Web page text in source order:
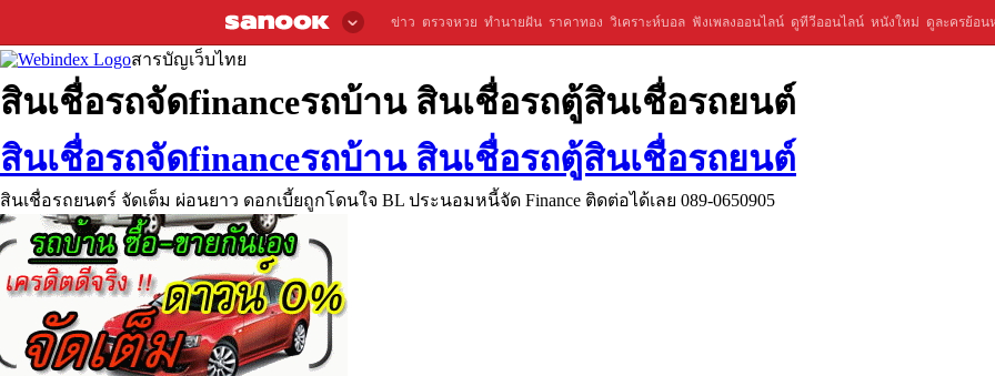
ข่าว ตรวจหวย ทำนายฝัน ราคาทอง วิเคราะห์บอล ฟังเพลงออนไลน์ ดูทีวีออนไลน์ หนังใหม่ ดูละครย้อน
สารบัญเว็บไทย
สินเชื่อรถจัดfinanceรถบ้าน สินเชื่อรถตู้สินเชื่อรถยนต์
สินเชื่อรถจัดfinanceรถบ้าน สินเชื่อรถตู้สินเชื่อรถยนต์
สินเชื่อรถยนตร์ จัดเต็ม ผ่อนยาว ดอกเบี้ยถูกโดนใจ BL ประนอมหนี้จัด Finance ติดต่อได้เลย 089-0650905